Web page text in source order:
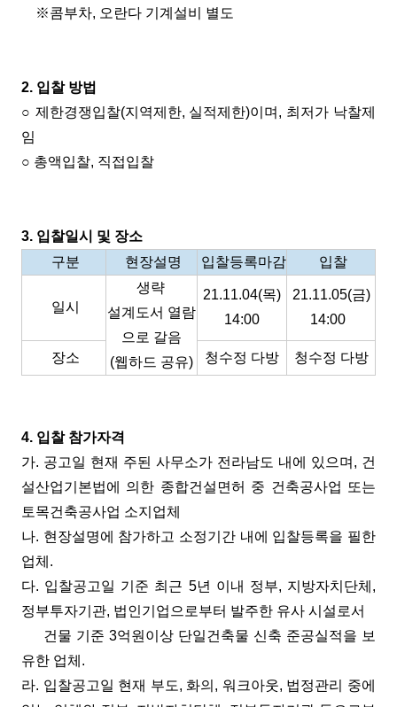
※콤부차, 오란다 기계설비 별도
2. 입찰 방법
○ 제한경쟁입찰(지역제한, 실적제한)이며, 최저가 낙찰제
임
○ 총액입찰, 직접입찰
3. 입찰일시 및 장소
구분
현장설명 입찰등록마감 입찰
일시
생략
설계도서 열람
으로 갈음
(웹하드 공유)
21.11.04(목)
14:00
21.11.05(금)
14:00
장소 청수정 다방 청수정 다방
4. 입찰 참가자격
가. 공고일 현재 주된 사무소가 전라남도 내에 있으며, 건
설산업기본법에 의한 종합건설면허 중 건축공사업 또는
토목건축공사업 소지업체
나. 현장설명에 참가하고 소정기간 내에 입찰등록을 필한
업체.
다. 입찰공고일 기준 최근 5년 이내 정부, 지방자치단체,
정부투자기관, 법인기업으로부터 발주한 유사 시설로서
건물 기준 3억원이상 단일건축물 신축 준공실적을 보
유한 업체.
라. 입찰공고일 현재 부도, 화의, 워크아웃, 법정관리 중에